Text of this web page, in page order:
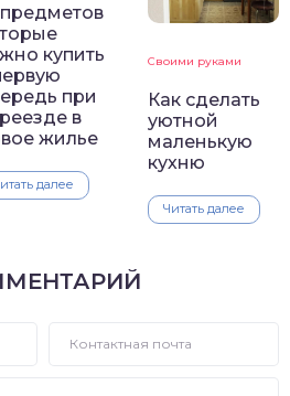
предметов
купить
при
в
жилье
далее
Своими руками
Как сделать
уютной
маленькую
кухню
Читать далее